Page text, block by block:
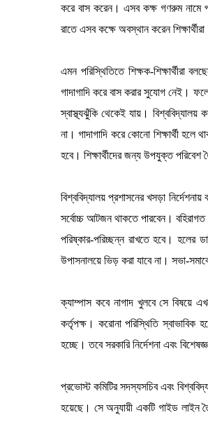
করে বাস করেন। এসব কক্ষ গণরুম নামে
রাতে এসব কক্ষে অবস্থান করেন
এমন পরিস্থিতিতে শিক্ষক-শিক্ষার্থীরা
গাদাগাদি করে বাস করার সুযোগ নেই। ফলে
স্বাস্থ্যঝুঁকি থেকেই যায়।
না। গাদাগাদি করে কোনো শিক্ষার্থী
হবে। শিক্ষার্থীদের জন্য উপযুক্ত পরিবেশ
বিশ্ববিদ্যালয় প্রশাসনের খসড়া
সর্বোচ্চ আটজন থাকতে পারবেন।
পরিষ্কার-পরিচ্ছন্ন রাখতে হবে। হলের
উপাসনালয়ে ভিড় করা যাবে না। সভা-
ক্যাম্পাস কবে নাগাদ খুলবে সে বিষয়ে
কর্তৃপক্ষ। করোনা পরিস্থিতি স্বাভাবিক
হচ্ছে। তবে সরকারি নির্দেশনা এবং
প্রভোস্ট কমিটির সদস্যসচিব এবং
হয়েছে। সে অনুযায়ী একটি গাইড লাইন